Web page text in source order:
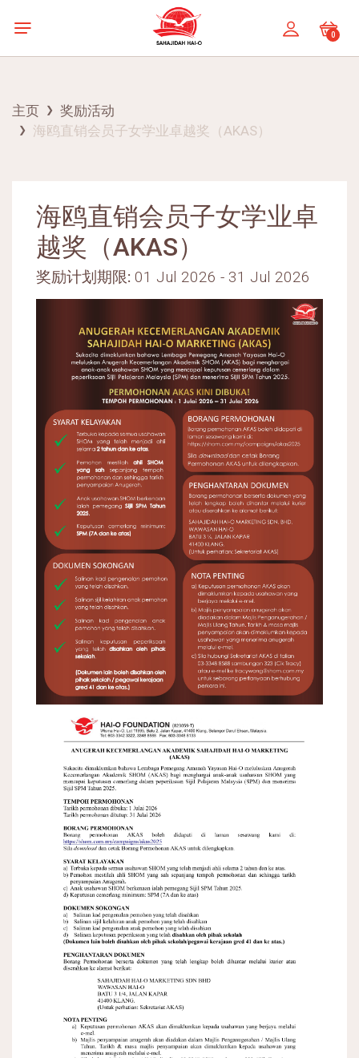
0
主页
奖励活动
海鸥直销会员子女学业卓越奖（AKAS）
海鸥直销会员子女学业卓
越奖（AKAS）
奖励计划期限: 01 Jul 2026 - 31 Jul 2026